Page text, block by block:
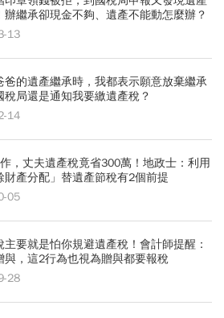
辦繼承卻現金不夠、遺產不能動怎麼辦？
13
爸的遺產繼承時，我都表示願意放棄繼承
稅局還是通知我要繳遺產稅？
14
，丈夫遺產稅竟省300萬！地政士：利用
財產分配」替遺產節稅有2個前提
05
主要就是怕你規避遺產稅！會計師提醒：
與，這2行為也視為贈與都要報稅
28